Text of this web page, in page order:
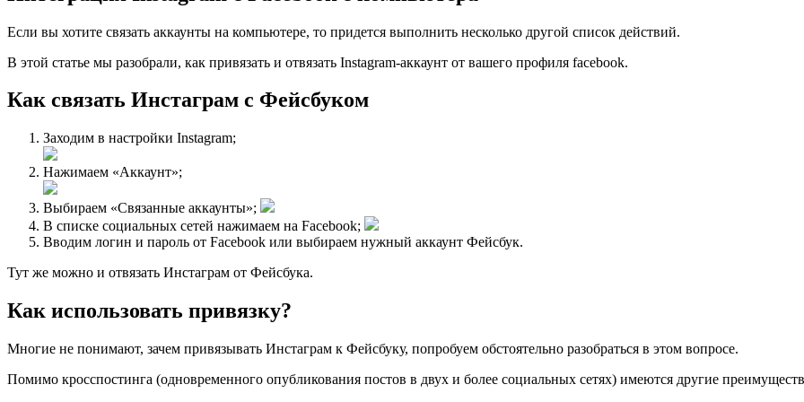
Если вы хотите связать аккаунты на компьютере, то придется выполнить несколько другой список действий.
В этой статье мы разобрали, как привязать и отвязать Instagram-аккаунт от вашего профиля facebook.
Как связать Инстаграм с Фейсбуком
Заходим в настройки Instagram;
Нажимаем «Аккаунт»;
Выбираем «Связанные аккаунты»;
В списке социальных сетей нажимаем на Facebook;
Вводим логин и пароль от Facebook или выбираем нужный аккаунт Фейсбук.
Тут же можно и отвязать Инстаграм от Фейсбука.
Как использовать привязку?
Многие не понимают, зачем привязывать Инстаграм к Фейсбуку, попробуем обстоятельно разобраться в этом вопросе.
Помимо кросспостинга (одновременного опубликования постов в двух и более социальных сетях) имеются другие